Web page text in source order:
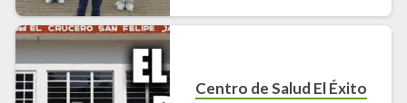
Centro de Salud El Éxito